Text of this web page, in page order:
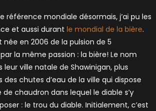
référence mondiale désormais, j’ai pu les
et aussi durant le mondial de la bière.
en 2006 de la pulsion de 5
la même passion : la bière! Le nom
leur ville natale de Shawinigan, plus
chutes d’eau de la ville qui dispose
chaudron dans lequel le diable s’y
: le trou du diable. Initialement, c’est